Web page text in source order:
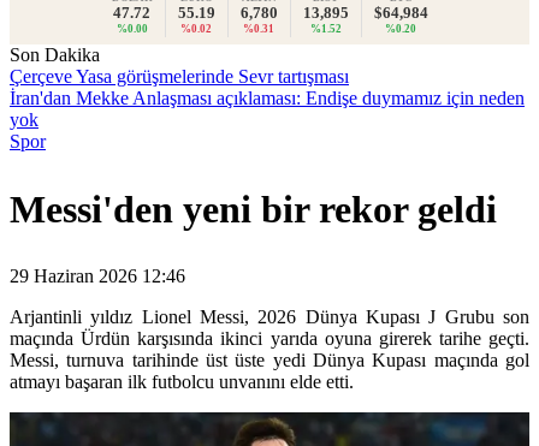
47.72
%0.00
55.19
%0.02
6,780
%0.31
13,895
%1.52
$64,984
%0.20
Son Dakika
Çerçeve Yasa görüşmelerinde Sevr tartışması
İran'dan Mekke Anlaşması açıklaması: Endişe duymamız için neden
yok
Spor
Messi'den yeni bir rekor geldi
29 Haziran 2026 12:46
Arjantinli yıldız Lionel Messi, 2026 Dünya Kupası J Grubu son
maçında Ürdün karşısında ikinci yarıda oyuna girerek tarihe geçti.
Messi, turnuva tarihinde üst üste yedi Dünya Kupası maçında gol
atmayı başaran ilk futbolcu unvanını elde etti.